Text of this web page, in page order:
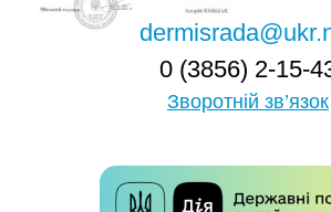
0 (3856) 2-15-
Зворотній зв’язок